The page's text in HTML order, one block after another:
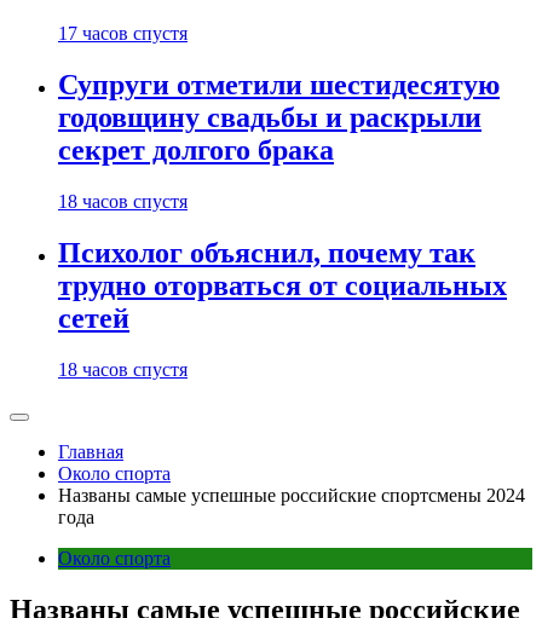
17 часов спустя
Супруги отметили шестидесятую
годовщину свадьбы и раскрыли
секрет долгого брака
18 часов спустя
Психолог объяснил, почему так
трудно оторваться от социальных
сетей
18 часов спустя
Главная
Около спорта
Названы самые успешные российские спортсмены 2024
года
Около спорта
Названы самые успешные российские